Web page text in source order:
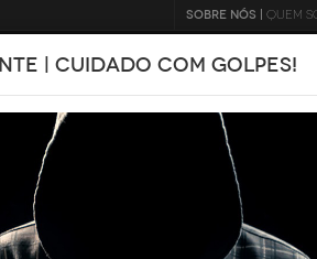
| CUIDADO COM GOLPES!
SOBRE NÓS | QUEM